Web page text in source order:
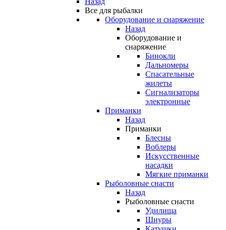
Все для рыбалки
Оборудование и снаряжение
Назад
Оборудование и
снаряжение
Бинокли
Дальномеры
Спасательные
жилеты
Сигнализаторы
электронные
Приманки
Назад
Приманки
Блесны
Воблеры
Искусственные
насадки
Мягкие приманки
Рыболовные снасти
Назад
Рыболовные снасти
Удилища
Шнуры